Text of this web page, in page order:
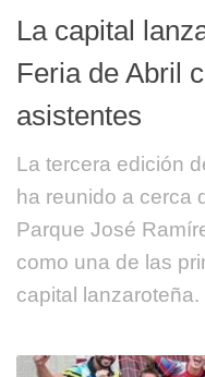
La capital
Feria de Abril
asistentes
La tercera edición
ha reunido a cerca
Parque José
como una de las
capital lanzaroteña.